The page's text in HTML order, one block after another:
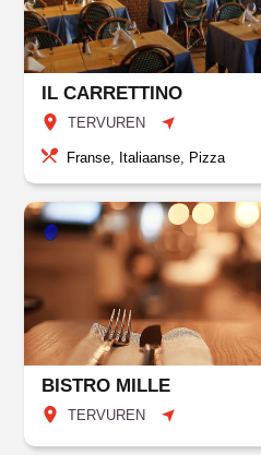
IL CARRETTINO
TERVUREN
Franse, Italiaanse, Pizza
BISTRO MILLE
TERVUREN